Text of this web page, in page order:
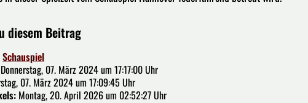
diesem Beitrag
Schauspiel
Donnerstag, 07. März 2024 um 17:17:00 Uhr
07. März 2024 um 17:09:45 Uhr
Montag, 20. April 2026 um 02:52:27 Uhr